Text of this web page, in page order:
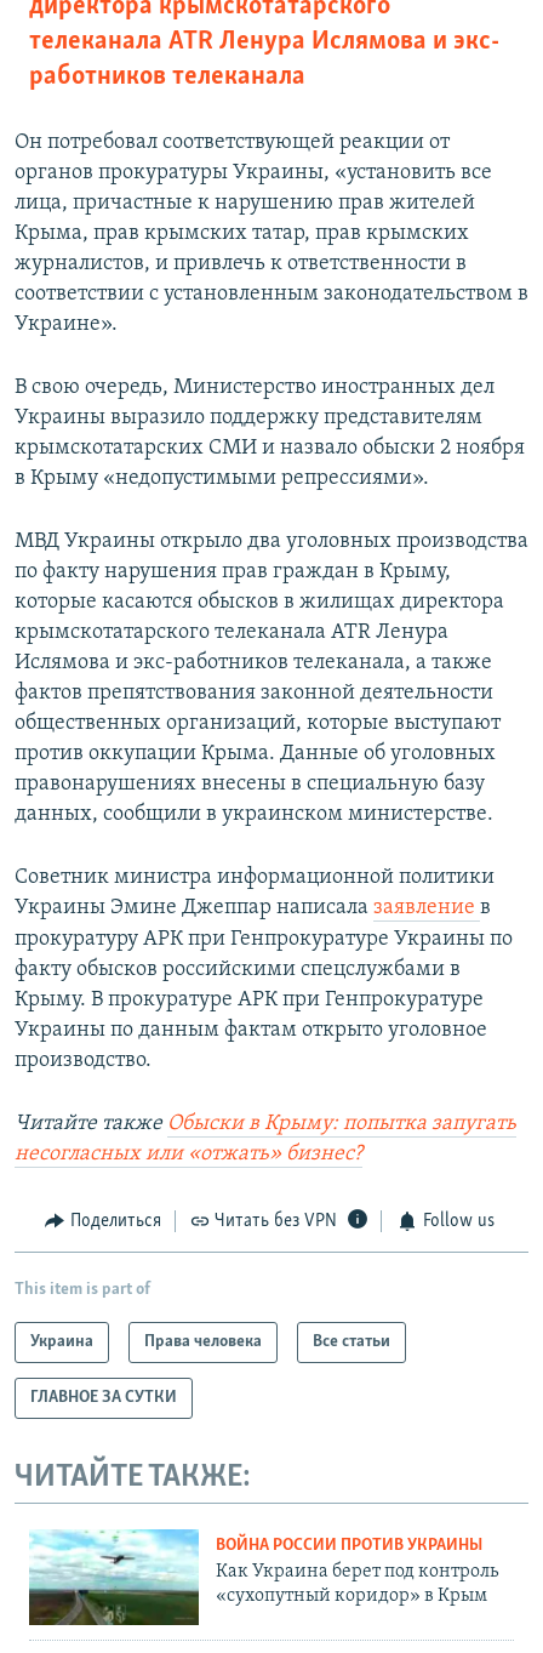
директора крымскотатарского
телеканала ATR Ленура Ислямова и экс-
работников телеканала
Он потребовал соответствующей реакции от
органов прокуратуры Украины, «установить все
лица, причастные к нарушению прав жителей
Крыма, прав крымских татар, прав крымских
журналистов, и привлечь к ответственности в
соответствии с установленным законодательством в
Украине».
В свою очередь, Министерство иностранных дел
Украины выразило поддержку представителям
крымскотатарских СМИ и назвало обыски 2 ноября
в Крыму «недопустимыми репрессиями».
МВД Украины открыло два уголовных производства
по факту нарушения прав граждан в Крыму,
которые касаются обысков в жилищах директора
крымскотатарского телеканала ATR Ленура
Ислямова и экс-работников телеканала, а также
фактов препятствования законной деятельности
общественных организаций, которые выступают
против оккупации Крыма. Данные об уголовных
правонарушениях внесены в специальную базу
данных, сообщили в украинском министерстве.
Советник министра информационной политики
Украины Эмине Джеппар написала заявление в
прокуратуру АРК при Генпрокуратуре Украины по
факту обысков российскими спецслужбами в
Крыму. В прокуратуре АРК при Генпрокуратуре
Украины по данным фактам открыто уголовное
производство.
Читайте также Обыски в Крыму: попытка запугать
несогласных или «отжать» бизнес?
Поделиться Читать без VPN Follow us
This item is part of
Украина Права человека Все статьи
ГЛАВНОЕ ЗА СУТКИ
ЧИТАЙТЕ ТАКЖЕ:
ВОЙНА РОССИИ ПРОТИВ УКРАИНЫ
Как Украина берет под контроль
«сухопутный коридор» в Крым